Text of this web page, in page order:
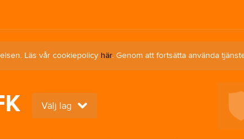
Läs vår cookiepolicy här. Genom att fortsätta använda
Välj lag Annelunds IF U (9:9)
10 aug, 19:00